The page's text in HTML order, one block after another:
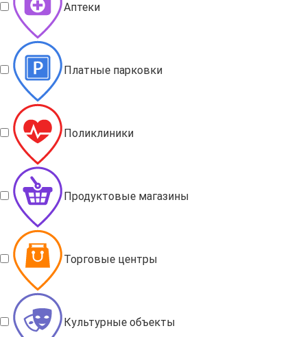
Аптеки
Платные парковки
Поликлиники
Продуктовые магазины
Торговые центры
Культурные объекты